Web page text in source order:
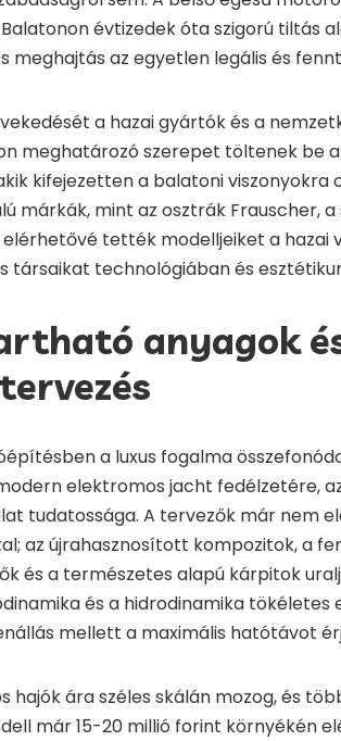
évtizedek óta szigorú tiltás
meghajtás az egyetlen legális és
a hazai gyártók és a
meghatározó szerepet töltenek be
kifejezetten a balatoni
márkák, mint az osztrák Frauscher,
elérhetővé tették modelljeiket a hazai
társaikat technológiában és
anyagok
a luxus fogalma
elektromos jacht fedélzetére,
tudatossága. A tervezők már nem
az újrahasznosított kompozitok, a
és a természetes alapú kárpitok
és a hidrodinamika
mellett a maximális hatótávot
hajók ára széles skálán mozog, és
már 15-20 millió forint környékén